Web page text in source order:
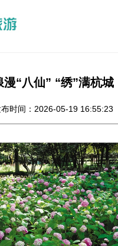
漫“八仙” “绣”满杭城
布时间：2026-05-19 16:55:23